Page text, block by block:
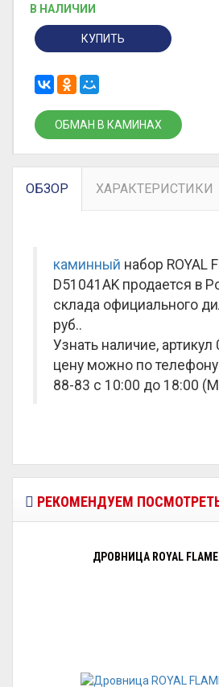
В НАЛИЧИИ
КУПИТЬ
ОБМАН В КАМИНАХ
ОБЗОР ХАРАКТЕРИСТИКИ
каминный набор ROYAL
D51041AK продается в
склада официального
руб..
Узнать наличие,
цену можно по
88-83 с 10:00 до 18:00
РЕКОМЕНДУЕМ
ДРОВНИЦА ROYAL FLAME